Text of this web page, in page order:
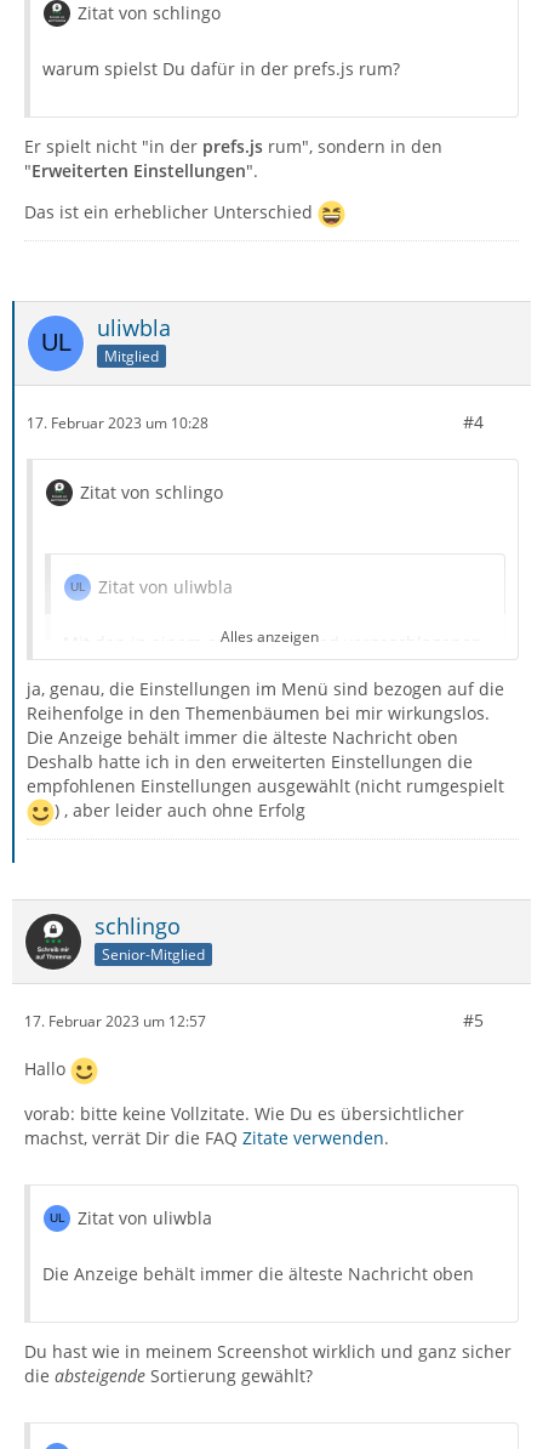
Zitat von schlingo
warum spielst Du dafür in der prefs.js rum?
Er spielt nicht "in der prefs.js rum", sondern in den
"Erweiterten Einstellungen".
Das ist ein erheblicher Unterschied
uliwbla
Mitglied
17. Februar 2023 um 10:28 #4
Zitat von schlingo
Zitat von uliwbla
Mit den in einem anderen Thread vorgeschlagenen
Einstellungen der mailnews.default Parameter habe
ich experimentiert (meine Einstellungen siehe
screenshot) , konnte die Anzeige aber nicht wie
gewünscht ändern.
Hallo
warum spielst Du dafür in der prefs.js rum?
Die Einstellung per Menü funktioniert nicht?
Alles anzeigen
ja, genau, die Einstellungen im Menü sind bezogen auf die
Reihenfolge in den Themenbäumen bei mir wirkungslos.
Die Anzeige behält immer die älteste Nachricht oben
Deshalb hatte ich in den erweiterten Einstellungen die
empfohlenen Einstellungen ausgewählt (nicht rumgespielt
) , aber leider auch ohne Erfolg
schlingo
Senior-Mitglied
17. Februar 2023 um 12:57 #5
Hallo
vorab: bitte keine Vollzitate. Wie Du es übersichtlicher
machst, verrät Dir die FAQ Zitate verwenden.
Zitat von uliwbla
Die Anzeige behält immer die älteste Nachricht oben
Du hast wie in meinem Screenshot wirklich und ganz sicher
die absteigende Sortierung gewählt?